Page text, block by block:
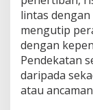
lintas
mengutip
dengan
Pendekatan
daripada
atau